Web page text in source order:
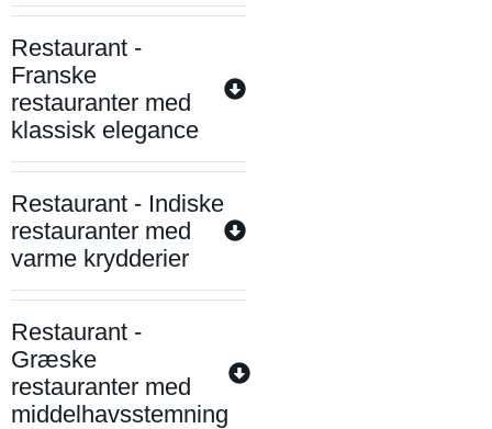
Restaurant -
Franske
restauranter med
klassisk elegance
Restaurant - Indiske
restauranter med
varme krydderier
Restaurant -
Græske
restauranter med
middelhavsstemning